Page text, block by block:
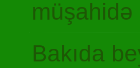
Bakıda